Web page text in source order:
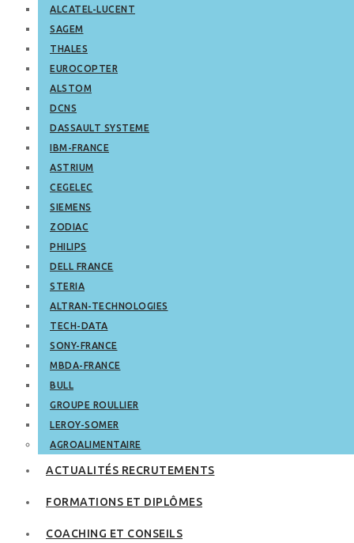
ALCATEL-LUCENT
SAGEM
THALES
EUROCOPTER
ALSTOM
DCNS
DASSAULT SYSTEME
IBM-FRANCE
ASTRIUM
CEGELEC
SIEMENS
ZODIAC
PHILIPS
DELL FRANCE
STERIA
ALTRAN-TECHNOLOGIES
TECH-DATA
SONY-FRANCE
MBDA-FRANCE
BULL
GROUPE ROULLIER
LEROY-SOMER
AGROALIMENTAIRE
ACTUALITÉS RECRUTEMENTS
FORMATIONS ET DIPLÔMES
COACHING ET CONSEILS